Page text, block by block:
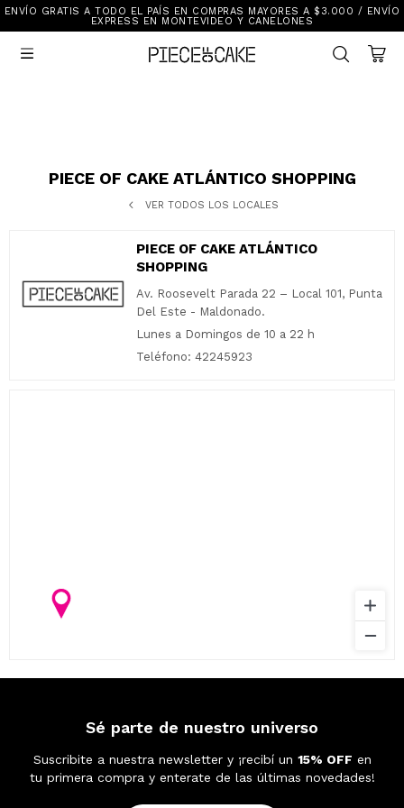
ENVÍO GRATIS A TODO EL PAÍS EN COMPRAS MAYORES A $3.000 / ENVÍO
EXPRESS EN MONTEVIDEO Y CANELONES

PIECE OF CAKE ATLÁNTICO SHOPPING
VER TODOS LOS LOCALES
PIECE OF CAKE ATLÁNTICO
SHOPPING
Av. Roosevelt Parada 22 – Local 101, Punta
Del Este - Maldonado.
Lunes a Domingos de 10 a 22 h
Teléfono: 42245923
Sé parte de nuestro universo
Suscribite a nuestra newsletter y ¡recibí un 15% OFF en
tu primera compra y enterate de las últimas novedades!
Sale
New In
Tiendas
Ver Todo
Vestimenta